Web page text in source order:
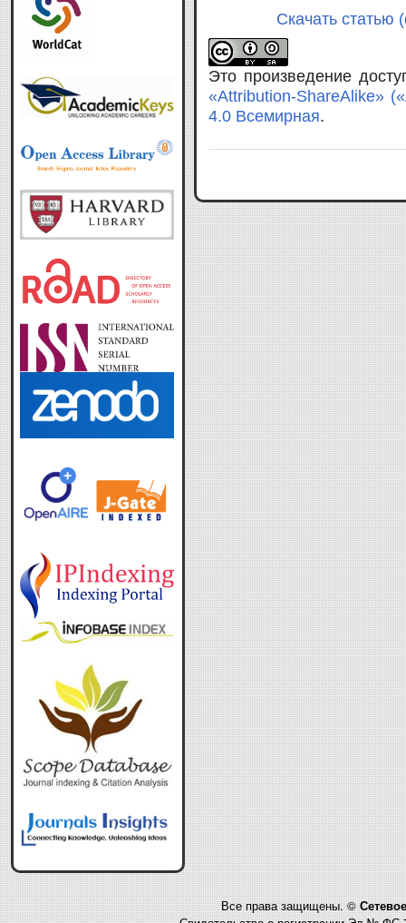
Скачать
Это произведение
«Attribution-ShareAlike»
4.0 Всемирная.
Все права защищены. ©